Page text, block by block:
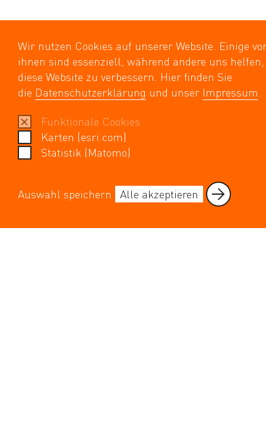
Wir nutzen Cookies auf unserer Website. Einige
ihnen sind essenziell, während andere uns helfen,
diese Website zu verbessern. Hier finden Sie
die Datenschutzerklärung und unser Impressum
Funktionale Cookies
Karten (esri.com)
Statistik (Matomo)
Alle akzeptieren
Auswahl speichern